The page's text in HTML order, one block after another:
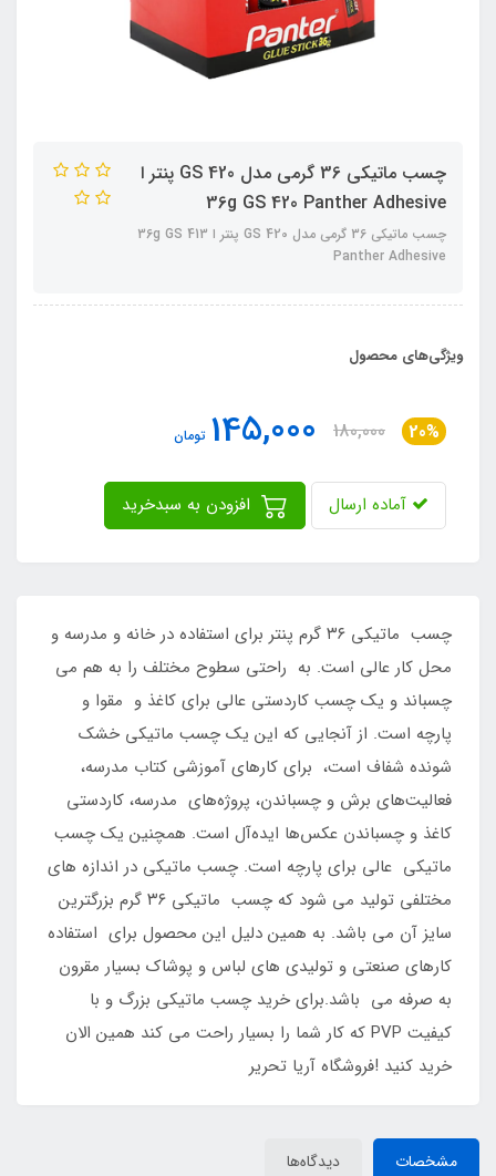
چسب ماتیکی 36 گرمی مدل GS 420 پنتر ا
36g GS 420 Panther Adhesive
چسب ماتیکی 36 گرمی مدل GS 420 پنتر ا 36g GS 413
Panther Adhesive
ویژگی‌های محصول
20%
180,000
145,000 تومان
آماده ارسال
چسب ماتیکی ۳۶ گرم پنتر برای استفاده در خانه و مدرسه و
محل کار عالی است. به راحتی سطوح مختلف را به هم می
چسباند و یک چسب کاردستی عالی برای کاغذ و مقوا و
پارچه است. از آنجایی که این یک چسب ماتیکی خشک
شونده شفاف است، برای کارهای آموزشی کتاب مدرسه،
فعالیت‌های برش و چسباندن، پروژه‌های مدرسه، کاردستی
کاغذ و چسباندن عکس‌ها ایده‌آل است. همچنین یک چسب
ماتیکی عالی برای پارچه است. چسب ماتیکی در اندازه های
مختلفی تولید می شود که چسب ماتیکی ۳۶ گرم بزرگترین
سایز آن می باشد. به همین دلیل این محصول برای استفاده
کارهای صنعتی و تولیدی های لباس و پوشاک بسیار مقرون
به صرفه می باشد.برای خرید چسب ماتیکی بزرگ و با
کیفیت PVP که کار شما را بسیار راحت می کند همین الان
خرید کنید !فروشگاه آریا تحریر
مشخصات دیدگاه‌ها